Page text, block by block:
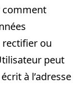
comment
rectifier ou
peut
à l’adresse